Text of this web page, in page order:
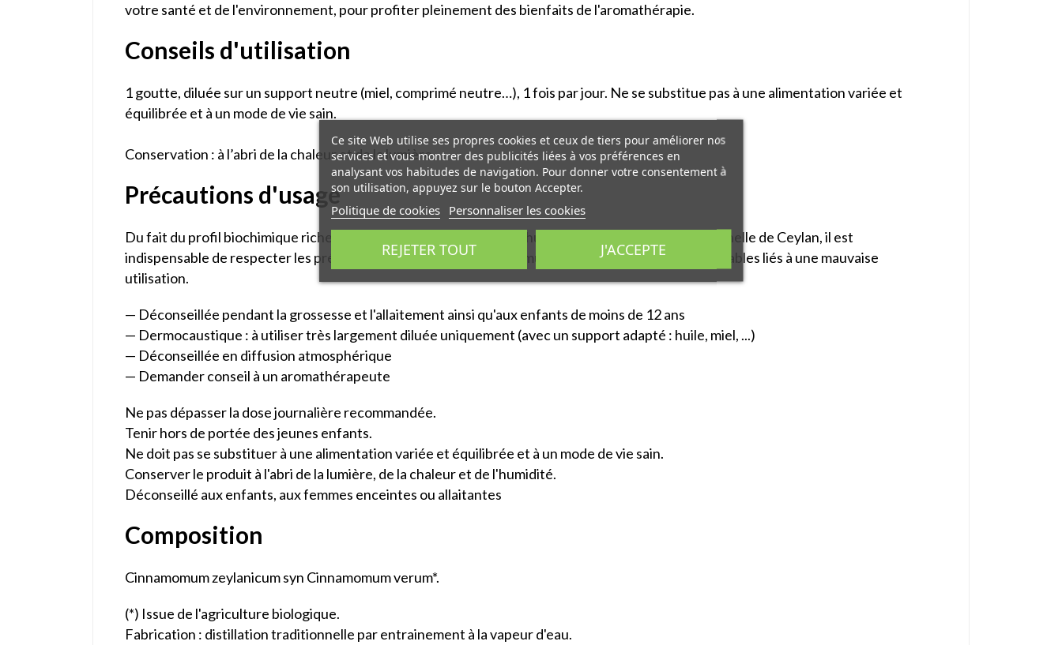
votre santé et de l'environnement, pour profiter pleinement des bienfaits de l'aromathérapie.
Conseils d'utilisation
1 goutte, diluée sur un support neutre (miel, comprimé neutre…), 1 fois par jour. Ne se substitue pas à une alimentation variée et
équilibrée et à un mode de vie sain.
Conservation : à l’abri de la chaleur et de la lumière.
Précautions d'usage
Du fait du profil biochimique riche en Aldéhydes aromatiques de l'huile essentielle d'écorce de Cannelle de Ceylan, il est
indispensable de respecter les précautions d'usage afin de se prémunir de potentiels effets indésirables liés à une mauvaise
utilisation.
— Déconseillée pendant la grossesse et l'allaitement ainsi qu'aux enfants de moins de 12 ans
— Dermocaustique : à utiliser très largement diluée uniquement (avec un support adapté : huile, miel, ...)
— Déconseillée en diffusion atmosphérique
— Demander conseil à un aromathérapeute
Ne pas dépasser la dose journalière recommandée.
Tenir hors de portée des jeunes enfants.
Ne doit pas se substituer à une alimentation variée et équilibrée et à un mode de vie sain.
Conserver le produit à l'abri de la lumière, de la chaleur et de l'humidité.
Déconseillé aux enfants, aux femmes enceintes ou allaitantes
Composition
Cinnamomum zeylanicum syn Cinnamomum verum*.
(*) Issue de l'agriculture biologique.
Fabrication : distillation traditionnelle par entrainement à la vapeur d'eau.
Ce site Web utilise ses propres cookies et ceux de tiers pour améliorer nos
services et vous montrer des publicités liées à vos préférences en
analysant vos habitudes de navigation. Pour donner votre consentement à
son utilisation, appuyez sur le bouton Accepter.
Politique de cookies Personnaliser les cookies
REJETER TOUT J'ACCEPTE